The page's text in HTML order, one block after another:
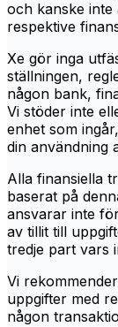
och kanske inte
respektive
Xe gör inga
ställningen,
någon bank,
Vi stöder inte
enhet som
din användning
Alla finansiella
baserat på
ansvarar inte
av tillit till
tredje part vars
Vi
uppgifter med
någon